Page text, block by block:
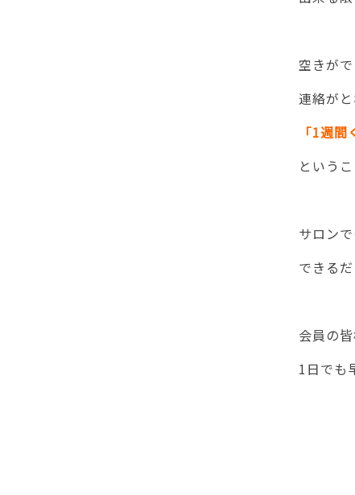
空きが
連絡が
「1週
という
サロン
できる
会員の
1日でも